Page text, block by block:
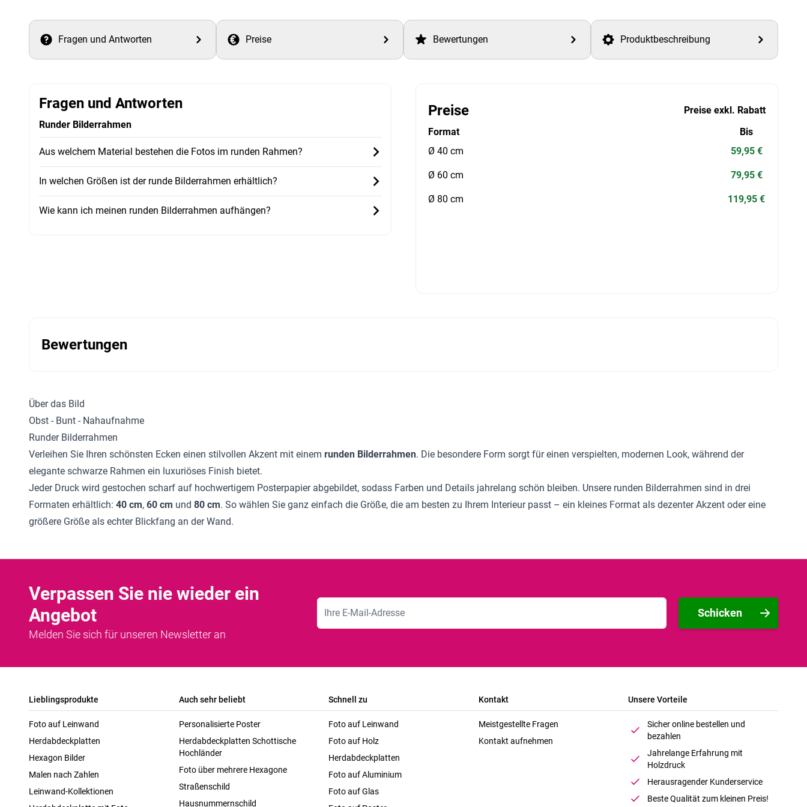
Fragen und Antworten Preise Bewertungen Produktbeschreibung
Fragen und Antworten
Runder Bilderrahmen
Aus welchem Material bestehen die Fotos im runden Rahmen?
In welchen Größen ist der runde Bilderrahmen erhältlich?
Wie kann ich meinen runden Bilderrahmen aufhängen?
Preise
Preise exkl. Rabatt
Format
Ø 40 cm
Ø 60 cm
Ø 80 cm
Bis
59,95 €
79,95 €
119,95 €
Bewertungen
Über das Bild
Obst - Bunt - Nahaufnahme
Runder Bilderrahmen
Verleihen Sie Ihren schönsten Ecken einen stilvollen Akzent mit einem runden Bilderrahmen. Die besondere Form sorgt für einen verspielten, modernen Look, während der
elegante schwarze Rahmen ein luxuriöses Finish bietet.
Jeder Druck wird gestochen scharf auf hochwertigem Posterpapier abgebildet, sodass Farben und Details jahrelang schön bleiben. Unsere runden Bilderrahmen sind in drei
Formaten erhältlich: 40 cm, 60 cm und 80 cm. So wählen Sie ganz einfach die Größe, die am besten zu Ihrem Interieur passt – ein kleines Format als dezenter Akzent oder eine
größere Größe als echter Blickfang an der Wand.
Verpassen Sie nie wieder ein
Angebot
Melden Sie sich für unseren Newsletter an
E-Mailadresse
Schicken
Lieblingsprodukte
Foto auf Leinwand
Herdabdeckplatten
Hexagon Bilder
Malen nach Zahlen
Leinwand-Kollektionen
Auch sehr beliebt
Personalisierte Poster
Herdabdeckplatten Schottische
Hochländer
Foto über mehrere Hexagone
Straßenschild
Hausnummernschild
Schnell zu
Foto auf Leinwand
Foto auf Holz
Herdabdeckplatten
Foto auf Aluminium
Foto auf Glas
Kontakt
Meistgestellte Fragen
Kontakt aufnehmen
Unsere Vorteile
Sicher online bestellen und
bezahlen
Jahrelange Erfahrung mit
Holzdruck
Herausragender Kunderservice
Beste Qualität zum kleinen Preis!